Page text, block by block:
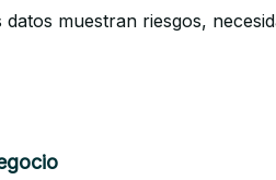
muestran riesgos,